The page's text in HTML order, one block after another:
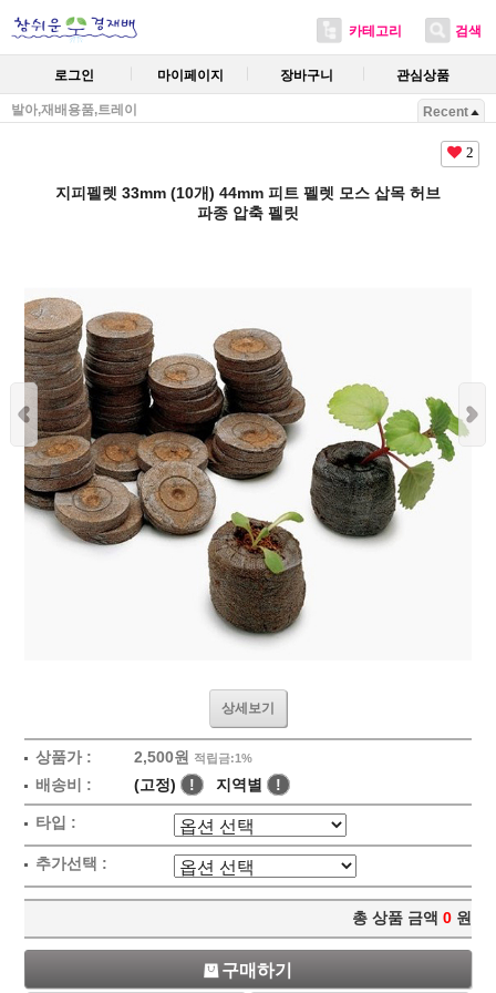
카테고리 검색
로그인 마이페이지 장바구니 관심상품
발아,재배용품,트레이 Recent
2
지피펠렛 33mm (10개) 44mm 피트 펠렛 모스 삽목 허브
파종 압축 펠릿
상세보기
상품가 : 2,500원 적립금:1%
배송비 : (고정) ! 지역별 !
타입 :
추가선택 :
총 상품 금액 0 원
구매하기